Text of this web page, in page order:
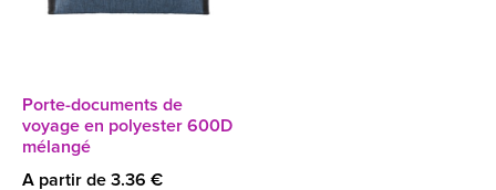
Porte-documents de
voyage en polyester 600D
mélangé
A partir de 3.36 €